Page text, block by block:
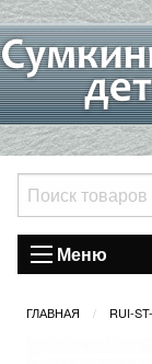
Меню
ГЛАВНАЯ RUI-